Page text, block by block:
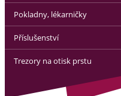
Pokladny, lékarničky
Příslušenství
Trezory na otisk prstu